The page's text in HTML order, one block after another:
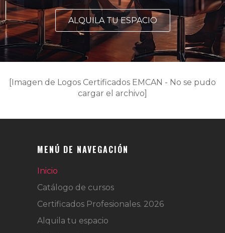
ALQUILA TU ESPACIO
[Imagen de Logos Certificados EMCAN - No se pudo
cargar el archivo]
MENÚ DE NAVEGACIÓN
Inicio
Catálogo de cursos
Certificados Profesionales. 2026
Alquila tu espacio